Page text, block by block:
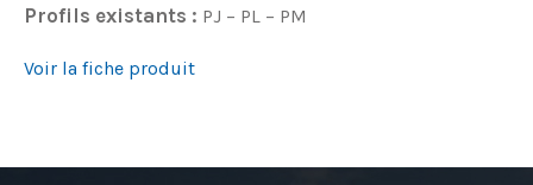
Profils existants : PJ – PL – PM
Voir la fiche produit